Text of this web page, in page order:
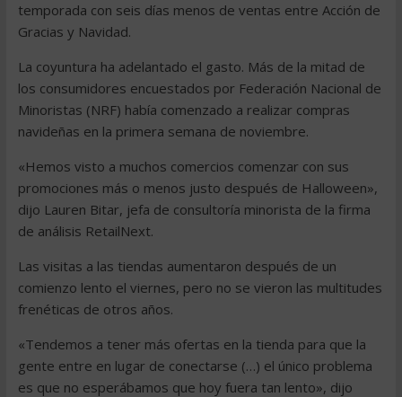
temporada con seis días menos de ventas entre Acción de
Gracias y Navidad.
La coyuntura ha adelantado el gasto. Más de la mitad de
los consumidores encuestados por Federación Nacional de
Minoristas (NRF) había comenzado a realizar compras
navideñas en la primera semana de noviembre.
«Hemos visto a muchos comercios comenzar con sus
promociones más o menos justo después de Halloween»,
dijo Lauren Bitar, jefa de consultoría minorista de la firma
de análisis RetailNext.
Las visitas a las tiendas aumentaron después de un
comienzo lento el viernes, pero no se vieron las multitudes
frenéticas de otros años.
«Tendemos a tener más ofertas en la tienda para que la
gente entre en lugar de conectarse (…) el único problema
es que no esperábamos que hoy fuera tan lento», dijo